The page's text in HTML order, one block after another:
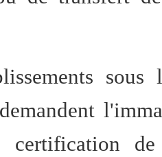
certification